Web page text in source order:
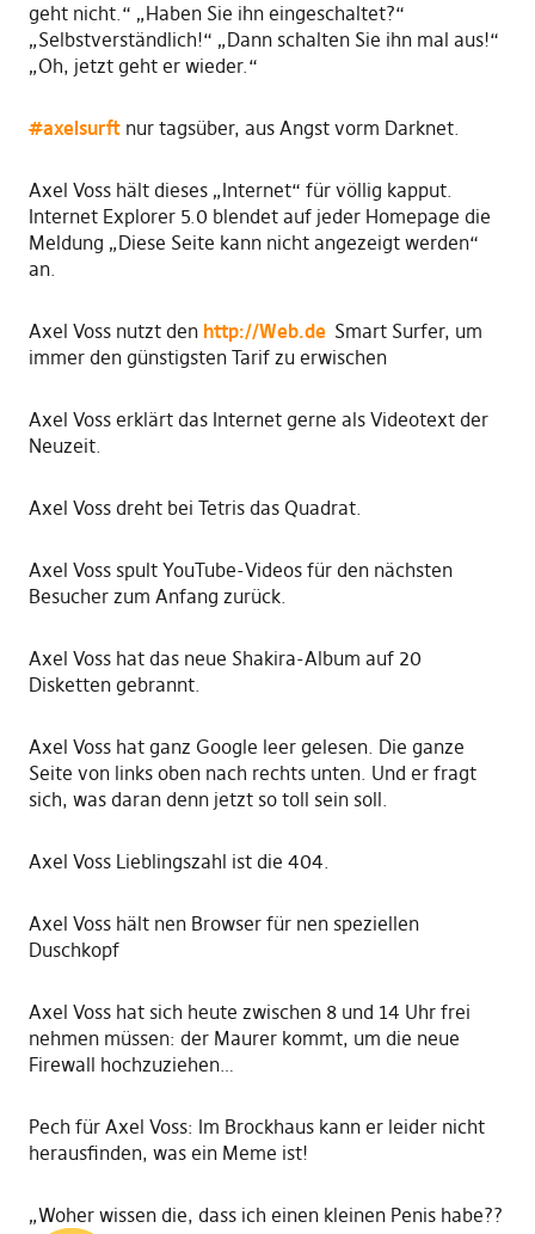
geht nicht.“ „Haben Sie ihn eingeschaltet?“
„Selbstverständlich!“ „Dann schalten Sie ihn mal aus!“
„Oh, jetzt geht er wieder.“
#axelsurftnur tagsüber, aus Angst vorm Darknet.
Axel Voss hält dieses „Internet“ für völlig kapput.
Internet Explorer 5.0 blendet auf jeder Homepage die
Meldung „Diese Seite kann nicht angezeigt werden“
an.
Axel Voss nutzt den http://Web.de Smart Surfer, um
immer den günstigsten Tarif zu erwischen
Axel Voss erklärt das Internet gerne als Videotext der
Neuzeit.
Axel Voss dreht bei Tetris das Quadrat.
Axel Voss spult YouTube-Videos für den nächsten
Besucher zum Anfang zurück.
Axel Voss hat das neue Shakira-Album auf 20
Disketten gebrannt.
Axel Voss hat ganz Google leer gelesen. Die ganze
Seite von links oben nach rechts unten. Und er fragt
sich, was daran denn jetzt so toll sein soll.
Axel Voss Lieblingszahl ist die 404.
Axel Voss hält nen Browser für nen speziellen
Duschkopf
Axel Voss hat sich heute zwischen 8 und 14 Uhr frei
nehmen müssen: der Maurer kommt, um die neue
Firewall hochzuziehen…
Pech für Axel Voss: Im Brockhaus kann er leider nicht
herausfinden, was ein Meme ist!
„Woher wissen die, dass ich einen kleinen Penis habe??